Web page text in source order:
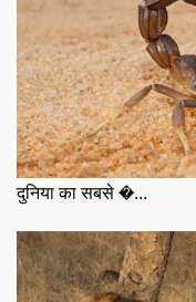
दुनिया का सबसे �...